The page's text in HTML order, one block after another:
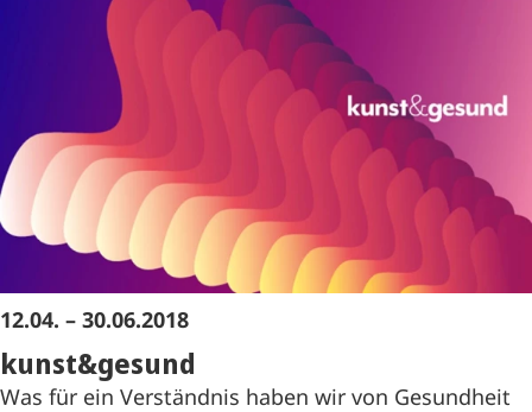
12.04. – 30.06.2018
kunst&gesund
Was für ein Verständnis haben wir von Gesundheit